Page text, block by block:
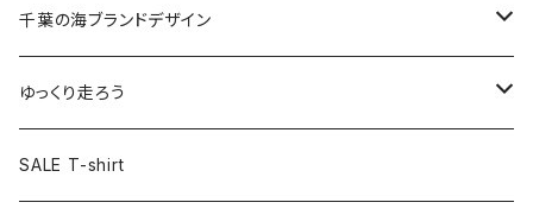
キャップ
トートバッグ
ランチバッグ
キーホルダー
クリアファイル
缶バッジ
キーホルダー
クリアファイル
缶バッジ54mm
JAGUARさんコラボグッズ
Tシャツ
ステッカー
サコッシュ
ホテルキーホルダー
缶バッジ
クリアファイル
マスク
キャップ
エコバッグ
ステッカー
Tシャツ
キャップ
ステッカー
千葉の海ブランドデザイン
Tシャツ
キャップ
ゆっくり走ろう
Tシャツ
SALE T-shirt